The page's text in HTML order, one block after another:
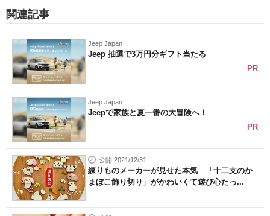
関連記事
Jeep Japan
Jeep 抽選で3万円分ギフト当たる
PR
Jeep Japan
Jeepで家族と夏一番の大冒険へ！
PR
公開 2021/12/31
練りものメーカーが見せた本気 「十二支のか
まぼこ飾り切り」がかわいくて遊び心たっ...